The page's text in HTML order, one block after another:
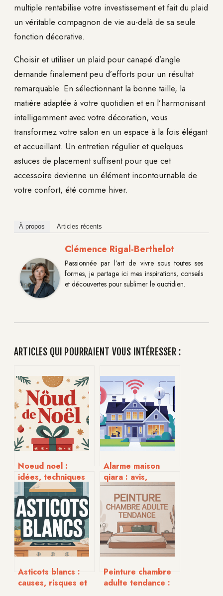
multiple rentabilise votre investissement et fait du plaid
un véritable compagnon de vie au-delà de sa seule
fonction décorative.
Choisir et utiliser un plaid pour canapé d’angle
demande finalement peu d’efforts pour un résultat
remarquable. En sélectionnant la bonne taille, la
matière adaptée à votre quotidien et en l’harmonisant
intelligemment avec votre décoration, vous
transformez votre salon en un espace à la fois élégant
et accueillant. Un entretien régulier et quelques
astuces de placement suffisent pour que cet
accessoire devienne un élément incontournable de
votre confort, été comme hiver.
À propos Articles récents
Clémence Rigal-Berthelot
Passionnée par l’art de vivre sous toutes ses
formes, je partage ici mes inspirations, conseils
et découvertes pour sublimer le quotidien.
ARTICLES QUI POURRAIENT VOUS INTÉRESSER :
Noeud noel :
idées, techniques
et modèles pour
des paquets qui
font effet
Alarme maison
qiara : avis,
fonctionnement et
guide d’achat
complet
Asticots blancs :
causes, risques et
Peinture chambre
adulte tendance :